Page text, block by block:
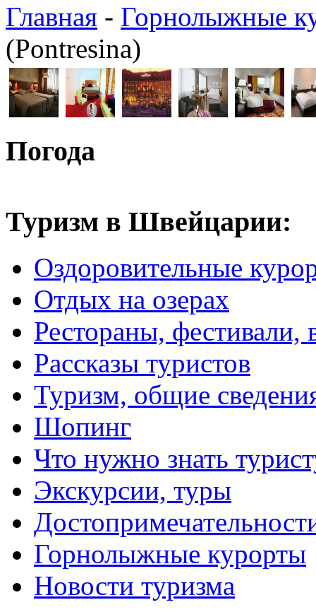
Главная - Горнолыжные
(Pontresina)
Погода
Туризм в Швейцарии:
Оздоровительные
Отдых на озерах
Рестораны, фестивали,
Рассказы туристов
Туризм, общие
Шопинг
Что нужно знать
Экскурсии, туры
Горнолыжные курорты
Новости туризма